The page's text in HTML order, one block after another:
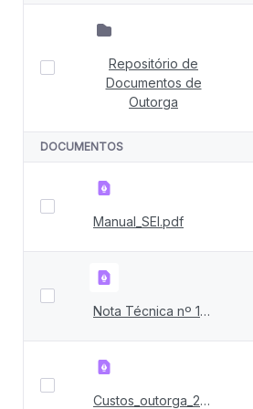
Repositório de
Documentos de
Outorga
DOCUMENTOS
Manual_SEI.pdf
Nota Técnica nº 12IGAMGERUR2025.pdf
Custos_outorga_2026_SIAM_SOUT.pdf